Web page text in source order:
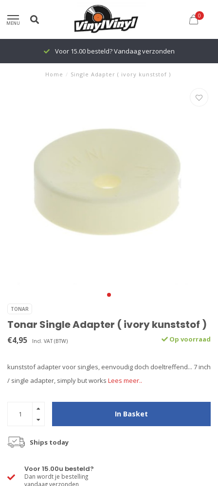
MENU
0
Voor 15.00 besteld? Vandaag verzonden
Home / Single Adapter ( ivory kunststof )
TONAR
Tonar Single Adapter ( ivory kunststof )
€4,95 Incl. VAT (BTW) Op voorraad
kunststof adapter voor singles, eenvoudig doch doeltreffend... 7 inch
/ single adapter, simply but works Lees meer..
In Basket
Ships today
Voor 15.00u besteld?
Dan wordt je bestelling
vandaag verzonden